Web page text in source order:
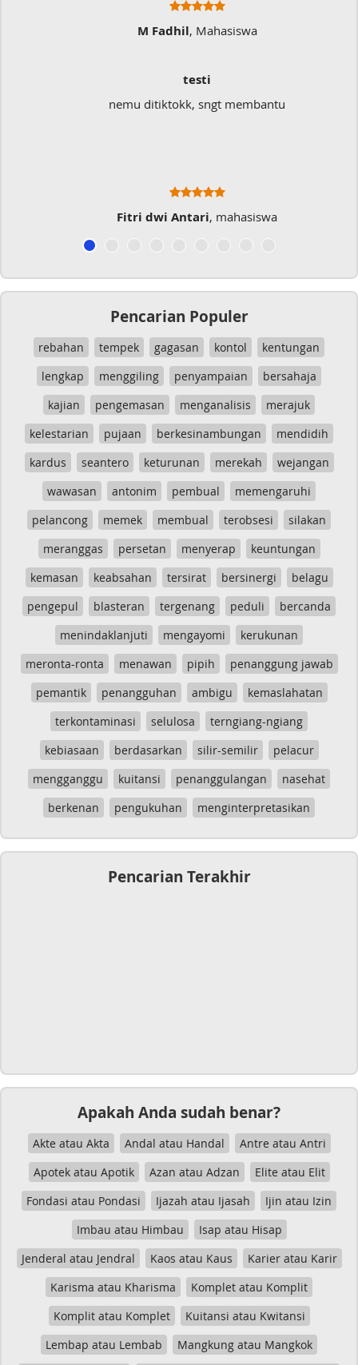
, Mahasiswa
nemu ditiktokk, sngt membantu
, mahasiswa
Pencarian Populer
rebahan tempek gagasan kontol
kentungan
lengkap
menggiling penyampaian
bersahaja
kajian
pengemasan menganalisis
merajuk
kelestarian
pujaan berkesinambungan
mendidih
kardus
seantero keturunan merekah
wejangan
wawasan
antonim pembual
memengaruhi
pelancong
memek membual terobsesi
silakan
meranggas
persetan menyerap
keuntungan
kemasan
keabsahan tersirat bersinergi
belagu
pengepul
blasteran tergenang peduli
bercanda
menindaklanjuti
mengayomi
kerukunan
meronta-ronta
menawan pipih
penanggung jawab
pemantik
penangguhan ambigu
kemaslahatan
terkontaminasi
selulosa
terngiang-ngiang
kebiasaan
berdasarkan silir-semilir
pelacur
mengganggu
kuitansi penanggulangan
nasehat
berkenan
pengukuhan menginterpretasikan
Pencarian Terakhir
Apakah Anda sudah benar?
Akte atau Akta Andal atau Handal
Antre atau Antri
Apotek atau Apotik
Azan atau Adzan
Elite atau Elit
Fondasi atau Pondasi
Ijazah atau Ijasah
Ijin atau Izin
Imbau atau Himbau
Isap atau Hisap
Jenderal atau Jendral
Kaos atau Kaus
Karier atau Karir
Karisma atau Kharisma
Komplet atau Komplit
Komplit atau Komplet
Kuitansi atau Kwitansi
Lembap atau Lembab
Mangkung atau Mangkok